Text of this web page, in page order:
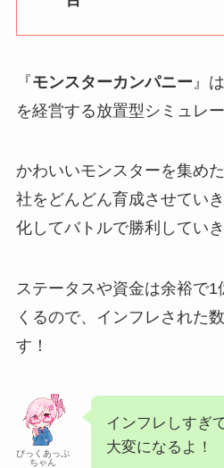
『モンスターカンパニー 』
を経営する放置型シミュレ
かわいいモンスターを集め
社をどんどん育成させてい
化してバトルで勝利していき
ステータスや資金は余裕で1
くるので、インフレされた
す！
ぴっくあっぷ
ちゃん
インフレしすぎ
大変になるよ！